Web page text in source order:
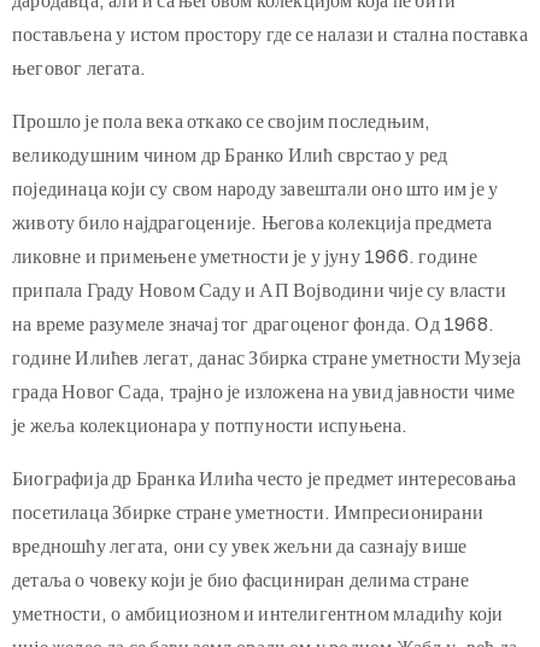
Војводине.
Изложба има за циљ да јавност упозна за биографијом
дародавца, али и са његовом колекцијом која ће бити
постављена у истом простору где се налази и стална поставка
његовог легата.
Прошло је пола века откако се својим последњим,
великодушним чином др Бранко Илић сврстао у ред
појединаца који су свом народу завештали оно што им је у
животу било најдрагоценије. Његова колекција предмета
ликовне и примењене уметности је у јуну 1966. године
припала Граду Новом Саду и АП Војводини чије су власти
на време разумеле значај тог драгоценог фонда. Од 1968.
године Илићев легат, данас Збирка стране уметности Музеја
града Новог Сада, трајно је изложена на увид јавности чиме
је жеља колекционара у потпуности испуњена.
Биографија др Бранка Илића често је предмет интересовања
посетилаца Збирке стране уметности. Импресионирани
вредношћу легата, они су увек жељни да сазнају више